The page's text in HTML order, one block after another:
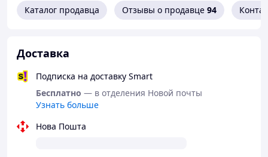
Каталог продавца Отзывы о продавце 94
Доставка
Подписка на доставку Smart
Бесплатно — в отделения Новой почты
Узнать больше
Нова Пошта